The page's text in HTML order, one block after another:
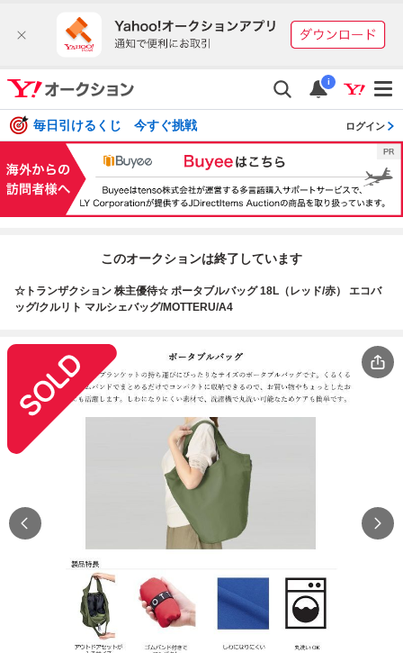
i
毎日引けるくじ 今すぐ挑戦 ログイン
このオークションは終了しています
☆トランザクション 株主優待☆ ポータブルバッグ 18L（レッド/赤） エコバ
ッグ/クルリト マルシェバッグ/MOTTERU/A4